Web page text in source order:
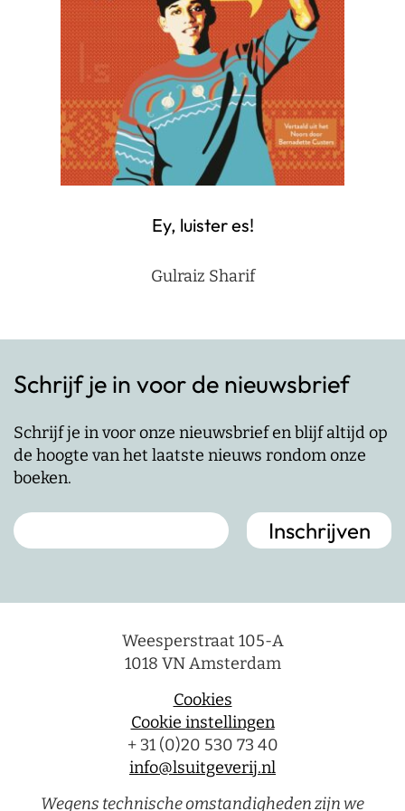
Ey, luister es!
Gulraiz Sharif
Schrijf je in voor de nieuwsbrief
Schrijf je in voor onze nieuwsbrief en blijf altijd op
de hoogte van het laatste nieuws rondom onze
boeken.
Weesperstraat 105-A
1018 VN Amsterdam
Cookies
Cookie instellingen
+ 31 (0)20 530 73 40
info@lsuitgeverij.nl
Wegens technische omstandigheden zijn we